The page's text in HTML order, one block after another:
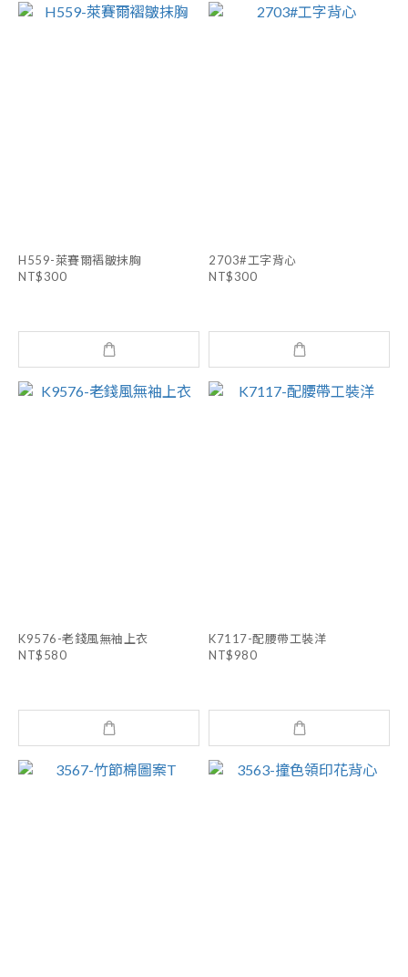
H559-萊賽爾褶皺抹胸
NT$300
2703#工字背心
NT$300
K9576-老錢風無袖上衣
NT$580
K7117-配腰帶工裝洋
NT$980